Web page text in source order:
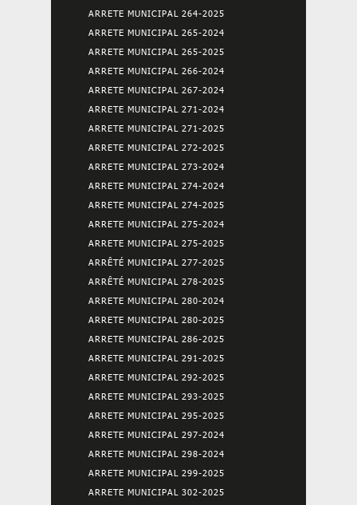
ARRETE MUNICIPAL 264-2025
ARRETE MUNICIPAL 265-2024
ARRETE MUNICIPAL 265-2025
ARRETE MUNICIPAL 266-2024
ARRETE MUNICIPAL 267-2024
ARRETE MUNICIPAL 271-2024
ARRETE MUNICIPAL 271-2025
ARRETE MUNICIPAL 272-2025
ARRETE MUNICIPAL 273-2024
ARRETE MUNICIPAL 274-2024
ARRETE MUNICIPAL 274-2025
ARRETE MUNICIPAL 275-2024
ARRETE MUNICIPAL 275-2025
ARRÊTÉ MUNICIPAL 277-2025
ARRÊTÉ MUNICIPAL 278-2025
ARRETE MUNICIPAL 280-2024
ARRETE MUNICIPAL 280-2025
ARRETE MUNICIPAL 286-2025
ARRETE MUNICIPAL 291-2025
ARRETE MUNICIPAL 292-2025
ARRETE MUNICIPAL 293-2025
ARRETE MUNICIPAL 295-2025
ARRETE MUNICIPAL 297-2024
ARRETE MUNICIPAL 298-2024
ARRETE MUNICIPAL 299-2025
ARRETE MUNICIPAL 302-2025